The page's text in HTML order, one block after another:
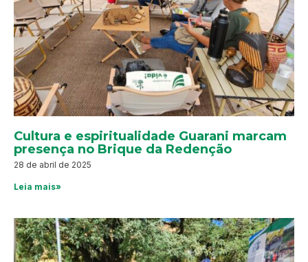
Cultura e espiritualidade Guarani marcam
presença no Brique da Redenção
28 de abril de 2025
Leia mais»